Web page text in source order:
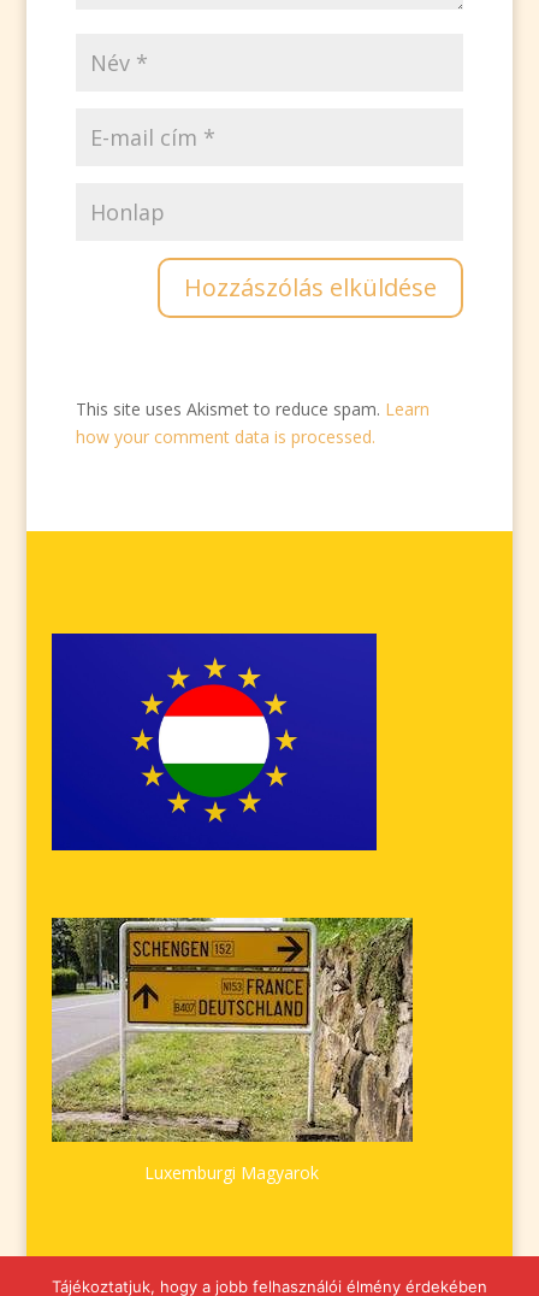
This site uses Akismet to reduce spam. Learn
how your comment data is processed.
Luxemburgi Magyarok
Tájékoztatjuk, hogy a jobb felhasználói élmény érdekében